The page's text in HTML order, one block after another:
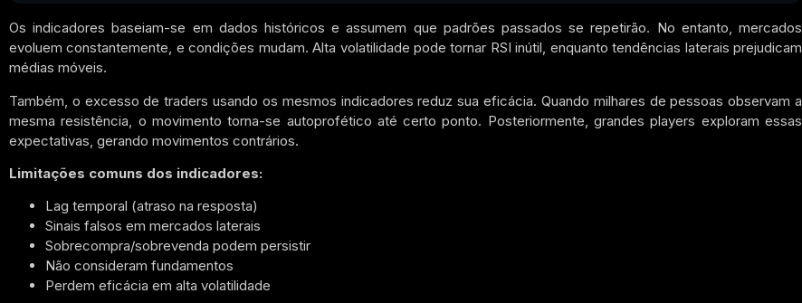
Os indicadores baseiam-se em dados históricos e assumem que padrões passados se repetirão. No entanto, mercados
evoluem constantemente, e condições mudam. Alta volatilidade pode tornar RSI inútil, enquanto tendências laterais prejudicam
médias móveis.
Também, o excesso de traders usando os mesmos indicadores reduz sua eficácia. Quando milhares de pessoas observam a
mesma resistência, o movimento torna-se autoprofético até certo ponto. Posteriormente, grandes players exploram essas
expectativas, gerando movimentos contrários.
Limitações comuns dos indicadores:
Lag temporal (atraso na resposta)
Sinais falsos em mercados laterais
Sobrecompra/sobrevenda podem persistir
Não consideram fundamentos
Perdem eficácia em alta volatilidade